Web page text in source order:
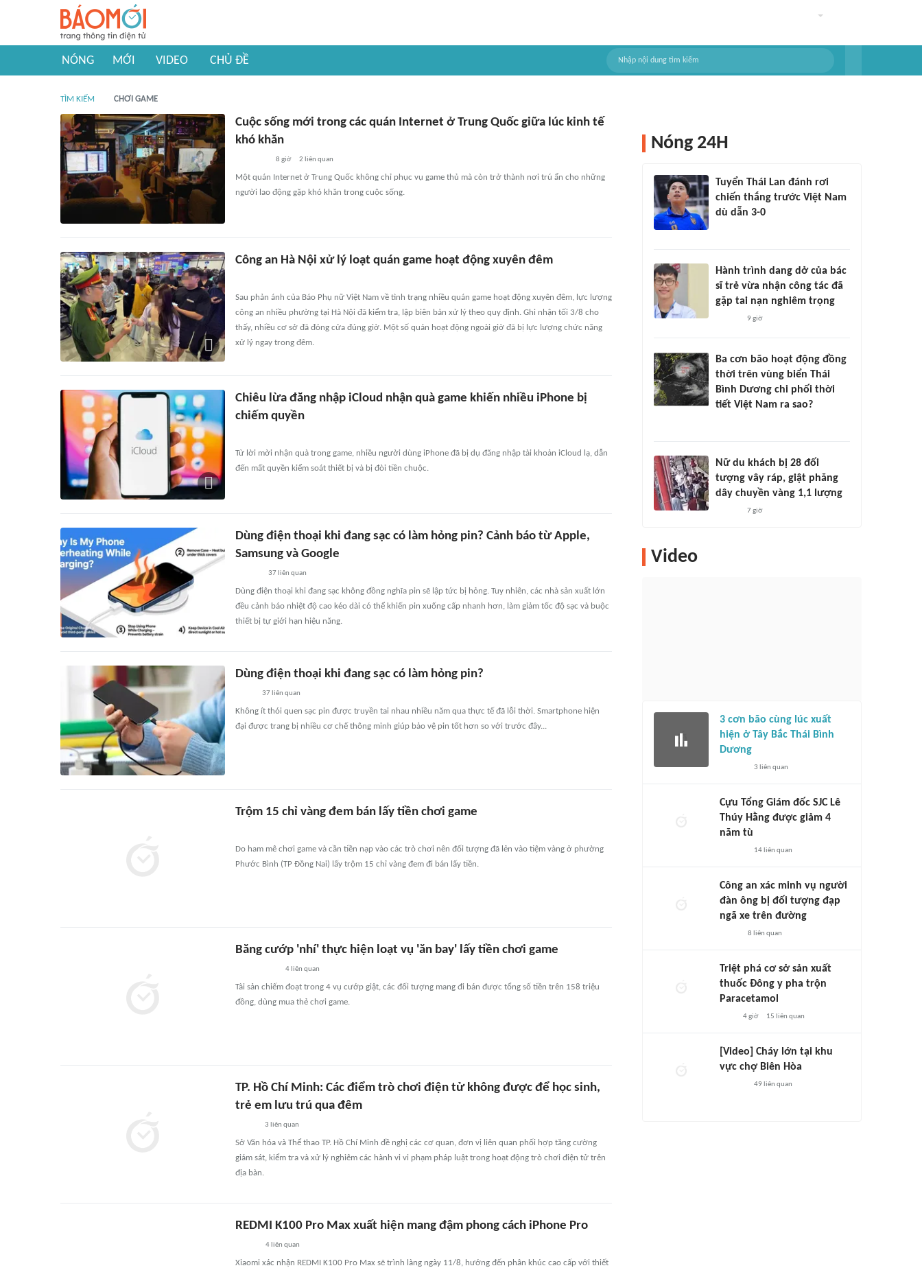
NÓNG MỚI VIDEO CHỦ ĐỀ
TÌM KIẾM CHƠI GAME
Cuộc sống mới trong các quán Internet ở Trung Quốc giữa lúc kinh tế
khó khăn
8 giờ 2 liên quan
Một quán Internet ở Trung Quốc không chỉ phục vụ game thủ mà còn trở thành nơi trú ẩn cho những
người lao động gặp khó khăn trong cuộc sống.
Công an Hà Nội xử lý loạt quán game hoạt động xuyên đêm
Sau phản ánh của Báo Phụ nữ Việt Nam về tình trạng nhiều quán game hoạt động xuyên đêm, lực lượng
công an nhiều phường tại Hà Nội đã kiểm tra, lập biên bản xử lý theo quy định. Ghi nhận tối 3/8 cho
thấy, nhiều cơ sở đã đóng cửa đúng giờ. Một số quán hoạt động ngoài giờ đã bị lực lượng chức năng
xử lý ngay trong đêm.
Chiêu lừa đăng nhập iCloud nhận quà game khiến nhiều iPhone bị
chiếm quyền
Từ lời mời nhận quà trong game, nhiều người dùng iPhone đã bị dụ đăng nhập tài khoản iCloud lạ, dẫn
đến mất quyền kiểm soát thiết bị và bị đòi tiền chuộc.
Dùng điện thoại khi đang sạc có làm hỏng pin? Cảnh báo từ Apple,
Samsung và Google
37 liên quan
Dùng điện thoại khi đang sạc không đồng nghĩa pin sẽ lập tức bị hỏng. Tuy nhiên, các nhà sản xuất lớn
đều cảnh báo nhiệt độ cao kéo dài có thể khiến pin xuống cấp nhanh hơn, làm giảm tốc độ sạc và buộc
thiết bị tự giới hạn hiệu năng.
Dùng điện thoại khi đang sạc có làm hỏng pin?
37liên quan
Không ít thói quen sạc pin được truyền tai nhau nhiều năm qua thực tế đã lỗi thời. Smartphone hiện
đại được trang bị nhiều cơ chế thông minh giúp bảo vệ pin tốt hơn so với trước đây...
Trộm 15 chỉ vàng đem bán lấy tiền chơi game
Do ham mê chơi game và cần tiền nạp vào các trò chơi nên đối tượng đã lẻn vào tiệm vàng ở phường
Phước Bình (TP Đồng Nai) lấy trộm 15 chỉ vàng đem đi bán lấy tiền.
Băng cướp 'nhí' thực hiện loạt vụ 'ăn bay' lấy tiền chơi game
4liên quan
Tài sản chiếm đoạt trong 4 vụ cướp giật, các đối tượng mang đi bán được tổng số tiền trên 158 triệu
đồng, dùng mua thẻ chơi game.
TP. Hồ Chí Minh: Các điểm trò chơi điện tử không được để học sinh,
trẻ em lưu trú qua đêm
3 liên quan
Sở Văn hóa và Thể thao TP. Hồ Chí Minh đề nghị các cơ quan, đơn vị liên quan phối hợp tăng cường
giám sát, kiểm tra và xử lý nghiêm các hành vi vi phạm pháp luật trong hoạt động trò chơi điện tử trên
địa bàn.
REDMI K100 Pro Max xuất hiện mang đậm phong cách iPhone Pro
4 liên quan
Xiaomi xác nhận REDMI K100 Pro Max sẽ trình làng ngày 11/8, hướng đến phân khúc cao cấp với thiết
Nóng 24H
Tuyển Thái Lan đánh rơi
chiến thắng trước Việt Nam
dù dẫn 3-0
Hành trình dang dở của bác
sĩ trẻ vừa nhận công tác đã
gặp tai nạn nghiêm trọng
9 giờ
Ba cơn bão hoạt động đồng
thời trên vùng biển Thái
Bình Dương chi phối thời
tiết Việt Nam ra sao?
Nữ du khách bị 28 đối
tượng vây ráp, giật phăng
dây chuyền vàng 1,1 lượng
7 giờ
Video
3 cơn bão cùng lúc xuất
hiện ở Tây Bắc Thái Bình
Dương
3 liên quan
Cựu Tổng Giám đốc SJC Lê
Thúy Hằng được giảm 4
năm tù
14 liên quan
Công an xác minh vụ người
đàn ông bị đối tượng đạp
ngã xe trên đường
8 liên quan
Triệt phá cơ sở sản xuất
thuốc Đông y pha trộn
Paracetamol
4 giờ 15 liên quan
[Video] Cháy lớn tại khu
vực chợ Biên Hòa
49 liên quan